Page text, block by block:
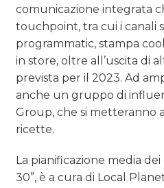
comunicazione integrata
touchpoint, tra cui i canali
programmatic, stampa
in store, oltre all’uscita di
prevista per il 2023. Ad
anche un gruppo di
Group, che si metteranno
ricette.
La pianificazione media dei
30”, è a cura di Local